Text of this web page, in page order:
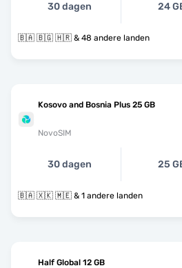
30 dagen 24
🇧🇦 🇧🇬 🇭🇷 & 48 andere landen
Kosovo and Bosnia Plus 25 GB
NovoSIM
30 dagen 25
🇧🇦 🇽🇰 🇲🇪 & 1 andere landen
Half Global 12 GB